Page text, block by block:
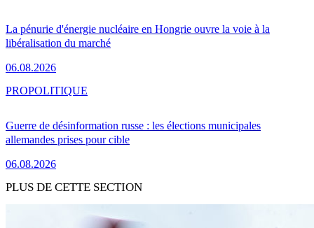
La pénurie d'énergie nucléaire en Hongrie ouvre la voie à la
libéralisation du marché
06.08.2026
Guerre de désinformation russe : les élections municipales
allemandes prises pour cible
06.08.2026
PROPOLITIQUE
PLUS DE CETTE SECTION